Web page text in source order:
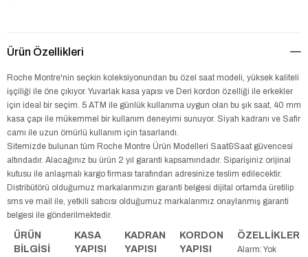
Ürün Özellikleri
Roche Montre'nin seçkin koleksiyonundan bu özel saat modeli, yüksek kaliteli
işçiliği ile öne çıkıyor. Yuvarlak kasa yapısı ve Deri kordon özelliği ile erkekler
için ideal bir seçim. 5 ATM ile günlük kullanıma uygun olan bu şık saat, 40 mm
kasa çapı ile mükemmel bir kullanım deneyimi sunuyor. Siyah kadranı ve Safir
camı ile uzun ömürlü kullanım için tasarlandı.
Sitemizde bulunan tüm Roche Montre Ürün Modelleri Saat&Saat güvencesi
altındadır. Alacağınız bu ürün 2 yıl garanti kapsamındadır. Siparişiniz orijinal
kutusu ile anlaşmalı kargo firması tarafından adresinize teslim edilecektir.
Distribütörü olduğumuz markalarımızın garanti belgesi dijital ortamda üretilip
sms ve mail ile, yetkili satıcısı olduğumuz markalarımız onaylanmış garanti
belgesi ile gönderilmektedir.
ÜRÜN
BİLGİSİ
KASA
YAPISI
KADRAN
YAPISI
KORDON
YAPISI
ÖZELLİKLER
Alarm: Yok